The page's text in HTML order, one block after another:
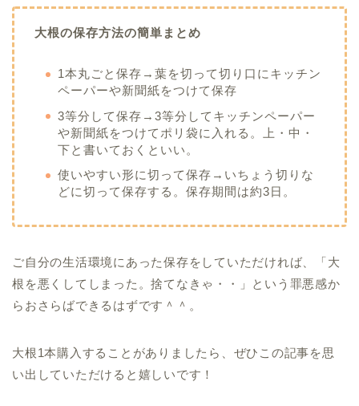
大根の保存方法の簡単まとめ
1本丸ごと保存→葉を切って切り口にキッチン
ペーパーや新聞紙をつけて保存
3等分して保存→3等分してキッチンペーパー
や新聞紙をつけてポリ袋に入れる。上・中・
下と書いておくといい。
使いやすい形に切って保存→いちょう切りな
どに切って保存する。保存期間は約3日。
ご自分の生活環境にあった保存をしていただければ、「大
根を悪くしてしまった。捨てなきゃ・・」という罪悪感か
らおさらばできるはずです＾＾。
大根1本購入することがありましたら、ぜひこの記事を思
い出していただけると嬉しいです！